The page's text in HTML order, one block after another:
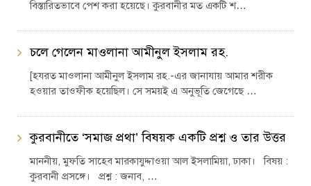
বিস্তারিতভাবে পেশ করা হয়েছে। কুরবানীর মত একটি শ…
চলে গেলেন মাওলানা আমীনুল ইসলাম রহ.
[হযরত মাওলানা আমীনুল ইসলাম রহ.-এর জানাযায় আমার শরীক
হওয়ার তাওফীক হয়েছিল। সে সময়ই এ অনুভূতি জেগেছে …
কুরবানীতে ‘সমাজ প্রথা’ বিষয়ক একটি প্রশ্ন ও তার উত্তর
মাননীয়, মুফতি সাহেব মারকাযুদ্দাওয়া আল ইসলামিয়া, ঢাকা। বিষয় :
কুরবানী প্রসঙ্গে। প্রশ্ন : জনাব, …